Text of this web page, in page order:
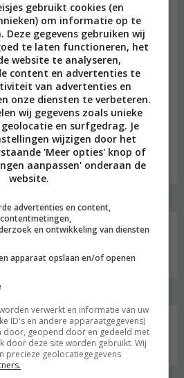
graag mee in mijn persoonlijke
en meer bewuste leefstijl.
gebruikt cookies (en
om informatie op te
Deze gegevens gebruiken wij
te laten functioneren, het
website te analyseren,
content en advertenties te
van advertenties en
onze diensten te verbeteren.
wij gegevens zoals unieke
geolocatie en surfgedrag. Je
wijzigen door het
'Meer opties' knop of
aanpassen' onderaan de
website.
advertenties en content,
en ontwikkeling van diensten
apparaat opslaan en/of openen
verwerkt en informatie van uw
ID's en andere apparaatgegevens)
door, geopend door en gedeeld met
door deze site worden gebruikt. Wij
precieze geolocatiegegevens